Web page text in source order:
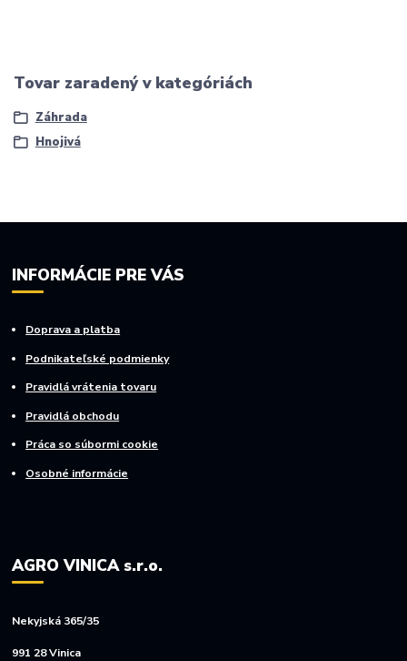
Tovar zaradený v kategóriách
Záhrada
Hnojivá
INFORMÁCIE PRE VÁS
Doprava a platba
Podnikateľské podmienky
Pravidlá vrátenia tovaru
Pravidlá obchodu
Práca so súbormi cookie
Osobné informácie
AGRO VINICA s.r.o.
Nekyjská 365/35
991 28 Vinica